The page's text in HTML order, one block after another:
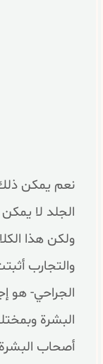
نعم يمكن
الجلد لا يمكن
ولكن هذا
والتجارب
الجراحي- هو
البشرة
أصحاب